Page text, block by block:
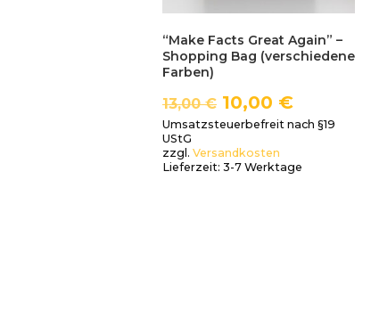
“Make Facts Great Again” –
Shopping Bag (verschiedene
Farben)
13,00€ 10,00 €
Umsatzsteuerbefreit nach §19
UStG
zzgl. Versandkosten
Lieferzeit: 3-7 Werktage